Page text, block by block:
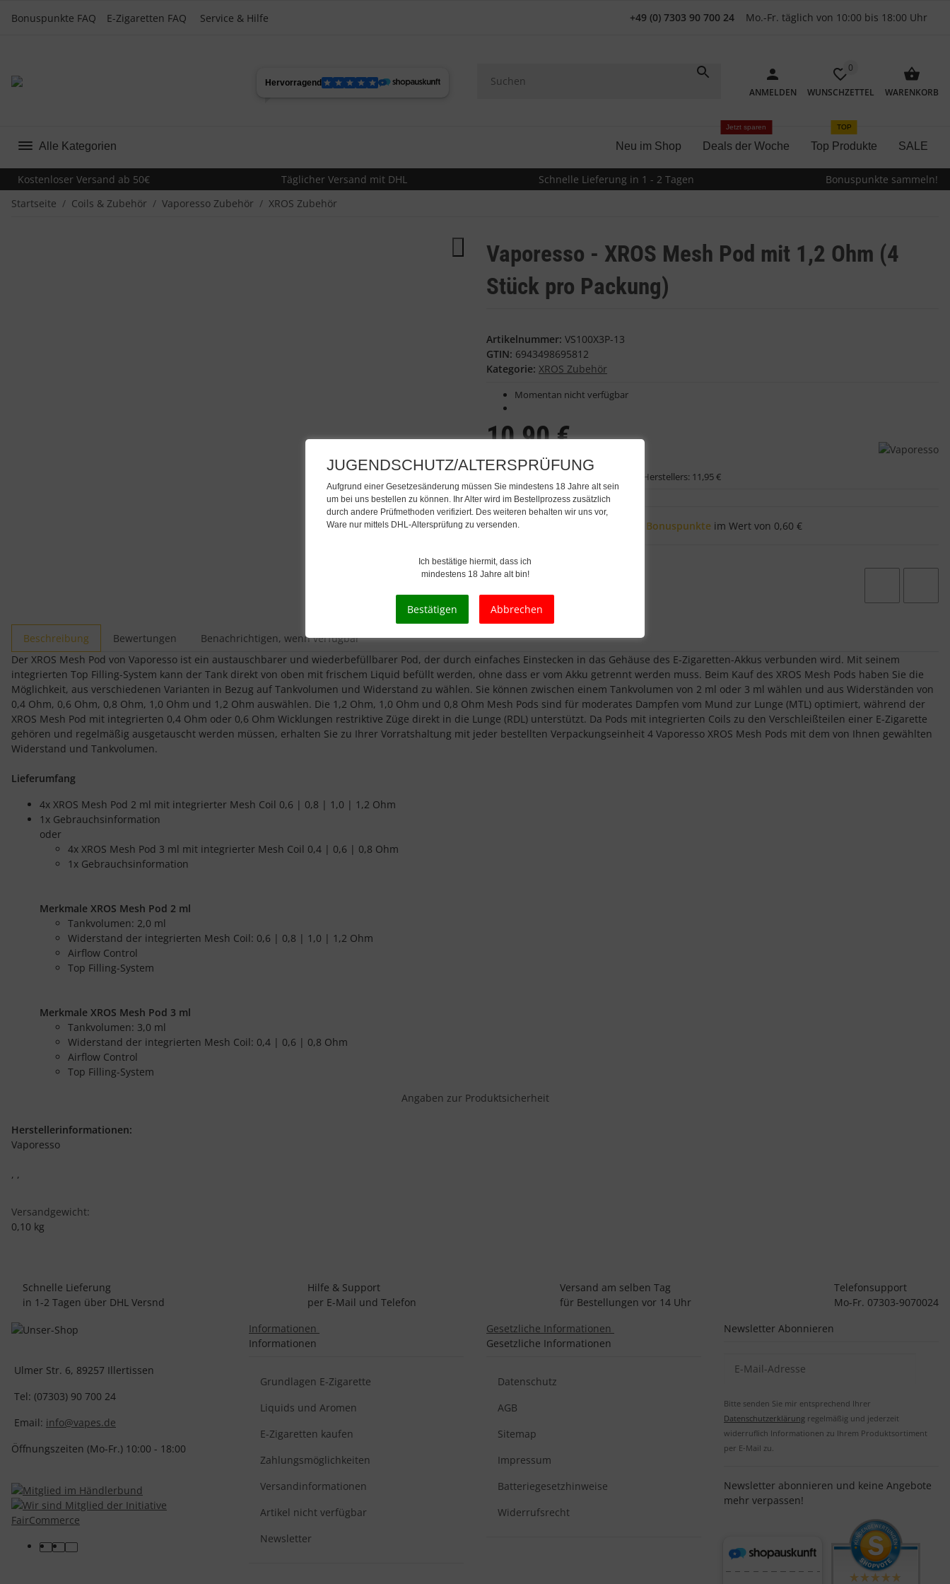
Bonuspunkte FAQ E-Zigaretten FAQ Service & Hilfe +49 (0) 7303 90 700 24 Mo.-Fr. täglich von 10:00 bis 18:00 Uhr
ANMELDEN
0
WUNSCHZETTEL WARENKORB
Alle Kategorien Neu im Shop Deals der Woche
Jetzt sparen
Top Produkte
TOP
SALE
Kostenloser Versand ab 50€ Täglicher Versand mit DHL Schnelle Lieferung in 1 - 2 Tagen
Bonuspunkte sammeln!
Startseite
Coils & Zubehör Vaporesso Zubehör XROS Zubehör
Vaporesso - XROS Mesh Pod mit 1,2 Ohm (4
Stück pro Packung)
Artikelnummer: VS100X3P-13
GTIN: 6943498695812
Kategorie: XROS Zubehör
Momentan nicht verfügbar
10,90 €
inkl. 19% USt. , zzgl. Versand
Unverbindliche Preisempfehlung des Herstellers: 11,95 €
Für dieses Produkt erhalten Sie Bonuspunkte im Wert von 0,60 €
Beschreibung Bewertungen
Benachrichtigen, wenn verfügbar
Der XROS Mesh Pod von Vaporesso ist ein austauschbarer und wiederbefüllbarer Pod, der durch einfaches Einstecken in das Gehäuse des E-Zigaretten-Akkus verbunden wird. Mit seinem
integrierten Top Filling-System kann der Tank direkt von oben mit frischem Liquid befüllt werden, ohne dass er vom Akku getrennt werden muss. Beim Kauf des XROS Mesh Pods haben Sie die
Möglichkeit, aus verschiedenen Varianten in Bezug auf Tankvolumen und Widerstand zu wählen. Sie können zwischen einem Tankvolumen von 2 ml oder 3 ml wählen und aus Widerständen von
0,4 Ohm, 0,6 Ohm, 0,8 Ohm, 1,0 Ohm und 1,2 Ohm auswählen. Die 1,2 Ohm, 1,0 Ohm und 0,8 Ohm Mesh Pods sind für moderates Dampfen vom Mund zur Lunge (MTL) optimiert, während der
XROS Mesh Pod mit integrierten 0,4 Ohm oder 0,6 Ohm Wicklungen restriktive Züge direkt in die Lunge (RDL) unterstützt. Da Pods mit integrierten Coils zu den Verschleißteilen einer E-Zigarette
gehören und regelmäßig ausgetauscht werden müssen, erhalten Sie zu Ihrer Vorratshaltung mit jeder bestellten Verpackungseinheit 4 Vaporesso XROS Mesh Pods mit dem von Ihnen gewählten
Widerstand und Tankvolumen.
Lieferumfang
4x XROS Mesh Pod 2 ml mit integrierter Mesh Coil 0,6 | 0,8 | 1,0 | 1,2 Ohm
1x Gebrauchsinformation
oder
4x XROS Mesh Pod 3 ml mit integrierter Mesh Coil 0,4 | 0,6 | 0,8 Ohm
1x Gebrauchsinformation
Merkmale XROS Mesh Pod 2 ml
Tankvolumen: 2,0 ml
Widerstand der integrierten Mesh Coil: 0,6 | 0,8 | 1,0 | 1,2 Ohm
Airflow Control
Top Filling-System
Merkmale XROS Mesh Pod 3 ml
Tankvolumen: 3,0 ml
Widerstand der integrierten Mesh Coil: 0,4 | 0,6 | 0,8 Ohm
Airflow Control
Top Filling-System
Angaben zur Produktsicherheit
Herstellerinformationen:
Vaporesso
, ,
Versandgewicht:
0,10 kg
Schnelle Lieferung
in 1-2 Tagen über DHL Versnd
Hilfe & Support
per E-Mail und Telefon
Versand am selben Tag
für Bestellungen vor 14 Uhr
Telefonsupport
Mo-Fr. 07303-9070024
Ulmer Str. 6, 89257 Illertissen
Tel: (07303) 90 700 24
Email: info@vapes.de
Öffnungszeiten (Mo-Fr.) 10:00 - 18:00
Informationen
Informationen
Grundlagen E-Zigarette
Liquids und Aromen
E-Zigaretten kaufen
Zahlungsmöglichkeiten
Versandinformationen
Artikel nicht verfügbar
Newsletter
Gesetzliche Informationen
Gesetzliche Informationen
Datenschutz
AGB
Sitemap
Impressum
Batteriegesetzhinweise
Widerrufsrecht
Newsletter Abonnieren
Bitte senden Sie mir entsprechend Ihrer
Datenschutzerklärung regelmäßig und jederzeit
widerruflich Informationen zu Ihrem Produktsortiment
per E-Mail zu.
Newsletter abonnieren und keine Angebote
mehr verpassen!
JUGENDSCHUTZ/ALTERSPRÜFUNG
Aufgrund einer Gesetzesänderung müssen Sie mindestens 18 Jahre alt sein
um bei uns bestellen zu können. Ihr Alter wird im Bestellprozess zusätzlich
durch andere Prüfmethoden verifiziert. Des weiteren behalten wir uns vor,
Ware nur mittels DHL-Altersprüfung zu versenden.
Ich bestätige hiermit, dass ich
mindestens 18 Jahre alt bin!